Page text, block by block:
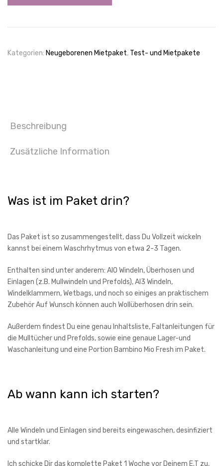
Kategorien: Neugeborenen Mietpaket, Test- und Mietpakete
Beschreibung
Zusätzliche Information
Was ist im Paket drin?
Das Paket ist so zusammengestellt, dass Du Vollzeit wickeln
kannst bei einem Waschrhytmus von etwa 2-3 Tagen.
Enthalten sind unter anderem: AIO Windeln, Überhosen und
Einlagen (z.B. Mullwindeln und Prefolds), AI3 Windeln,
Windelklammern, Wetbags, und noch so einiges an praktischem
Zubehör Auf Wunsch können auch Wollüberhosen drin sein.
Außerdem findest Du eine genau Inhaltsliste, Faltanleitungen für
die Mulltücher und Prefolds, sowie eine genaue Lager-und
Waschanleitung und eine Portion Bambino Mio Fresh im Paket.
Ab wann kann ich starten?
Alle Windeln und Einlagen sind bereits eingewaschen, desinfiziert
und startklar.
Ich schicke Dir das komplette Paket 1 Woche vor Deinem E.T zu,